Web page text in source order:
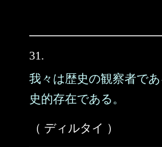
31.
我々は歴史の観察者で
史的存在である。
（ ディルタイ ）